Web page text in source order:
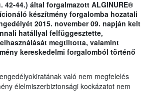
42-44.) által forgalmazott ALGINURE®
készítmény forgalomba hozatali
2015. november 09. napján kelt
hatállyal felfüggesztette,
megtiltotta, valamint
kereskedelmi forgalomból történő
való nem megfelelés
élelmiszerbiztonsági kockázatot nem